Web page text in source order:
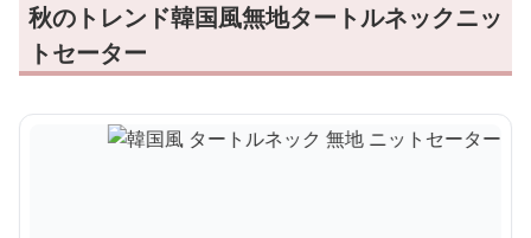
秋のトレンド韓国風無地タートルネックニッ
トセーター